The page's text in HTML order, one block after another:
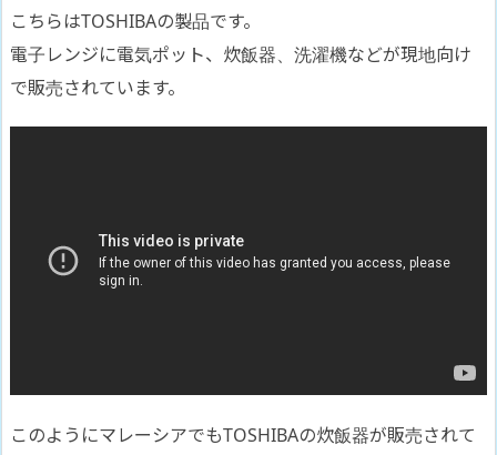
こちらはTOSHIBAの製品です。
電子レンジに電気ポット、炊飯器、洗濯機などが現地向け
で販売されています。
このようにマレーシアでもTOSHIBAの炊飯器が販売されて